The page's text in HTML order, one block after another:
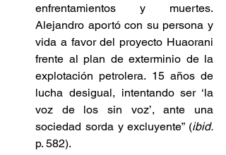
enfrentamientos y muertes.
Alejandro aportó con su persona y
vida a favor del proyecto Huaorani
frente al plan de exterminio de la
explotación petrolera. 15 años de
lucha desigual, intentando ser ‘la
voz de los sin voz’, ante una
sociedad sorda y excluyente” (
p. 582).